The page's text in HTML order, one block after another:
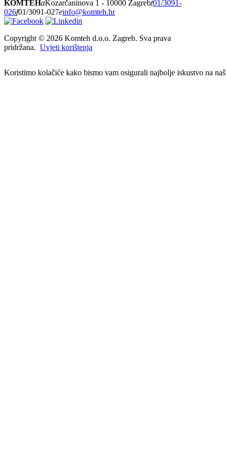
KOMTEHaKozarčaninova 1 - 10000 Zagrebt01/3091-
026f01/3091-027einfo@komteh.hr
Copyright © 2026 Komteh d.o.o. Zagreb. Sva prava
pridržana. Uvjeti korištenja
Koristimo kolačiće kako bismo vam osigurali najbolje iskustvo na